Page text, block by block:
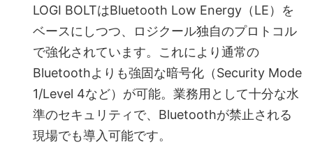
LOGI BOLTはBluetooth Low Energy（LE）を
ベースにしつつ、ロジクール独自のプロトコル
で強化されています。これにより通常の
Bluetoothよりも強固な暗号化（Security Mode
1/Level 4など）が可能。業務用として十分な水
準のセキュリティで、Bluetoothが禁止される
現場でも導入可能です。